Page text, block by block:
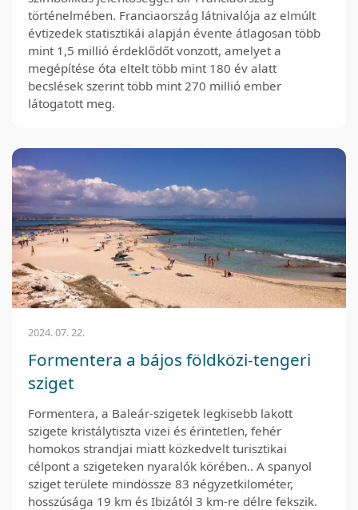
történelmében. Franciaország látnivalója az elmúlt
évtizedek statisztikái alapján évente átlagosan több
mint 1,5 millió érdeklődőt vonzott, amelyet a
megépítése óta eltelt több mint 180 év alatt
becslések szerint több mint 270 millió ember
látogatott meg.
2024. 07. 22.
Formentera a bájos földközi-tengeri
sziget
Formentera, a Baleár-szigetek legkisebb lakott
szigete kristálytiszta vizei és érintetlen, fehér
homokos strandjai miatt közkedvelt turisztikai
célpont a szigeteken nyaralók körében.. A spanyol
sziget területe mindössze 83 négyzetkilométer,
hosszúsága 19 km és Ibizától 3 km-re délre fekszik.